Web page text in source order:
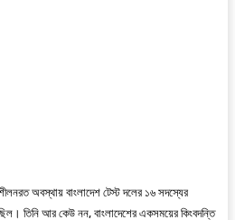
অবস্থায় বাংলাদেশ টেস্ট দলের ১৬ সদস্যের
তিনি আর কেউ নন, বাংলাদেশের একসময়ের কিংবদন্তি